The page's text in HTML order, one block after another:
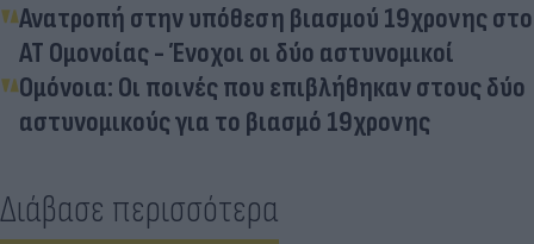
Ανατροπή στην υπόθεση βιασμού 19χρονης στο
ΑΤ Ομονοίας - Ένοχοι οι δύο αστυνομικοί
Ομόνοια: Οι ποινές που επιβλήθηκαν στους δύο
αστυνομικούς για το βιασμό 19χρονης
Διάβασε περισσότερα